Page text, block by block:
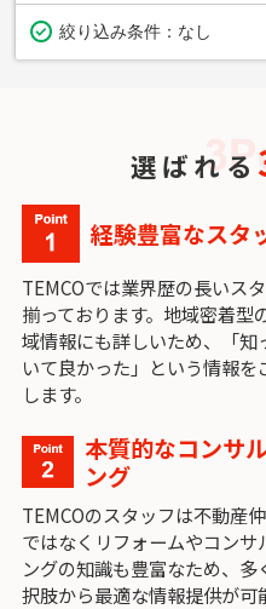
絞り込み条件： なし
選ばれる
経験豊富なスタ
TEMCOでは業界歴の長いス
揃っております。地域密着型
域情報にも詳しいため、「知
いて良かった」という情報を
します。
本質的なコンサ
ング
TEMCOのスタッフは不動産
ではなくリフォームやコンサ
ングの知識も豊富なため、多
択肢から最適な情報提供が可